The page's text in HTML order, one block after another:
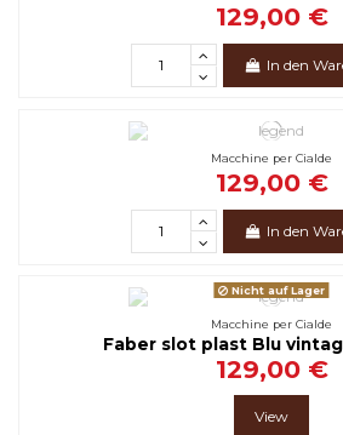
129,00 €
In den
Macchine per Cialde
129,00 €
In den
Nicht auf Lager
Macchine per Cialde
Faber slot plast Blu
129,00 €
View